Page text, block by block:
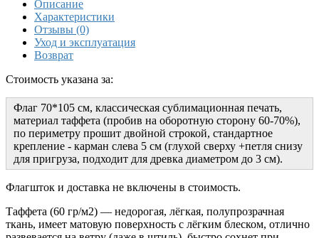
Описание
Характеристики
Отзывы (0)
Уход и эксплуатация
Возврат
Стоимость указана за:
Флаг 70*105 см, классическая сублимационная печать,
материал таффета (пробив на оборотную сторону 60-70%),
по периметру прошит двойной строкой, стандартное
крепление - карман слева 5 см (глухой сверху +петля снизу
для пригруза, подходит для древка диаметром до 3 см).
Флагшток и доставка не включены в стоимость.
Таффета (60 гр/м2) — недорогая, лёгкая, полупрозрачная
ткань, имеет матовую поверхность с лёгким блеском, отлично